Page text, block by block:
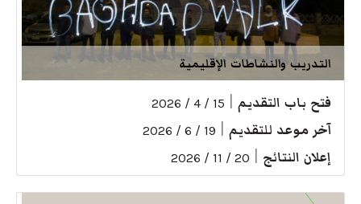
التدريب والنشاطات الإقليمية
فتح باب التقديم 15 / 4 / 2026
آخر موعد للتقديم 19 / 6 / 2026
إعلان النتائج 20 / 11 / 2026